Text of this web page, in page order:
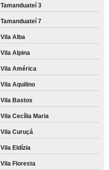
Tamanduateí 3
Tamanduateí 7
Vila Alba
Vila Alpina
Vila América
Vila Aquilino
Vila Bastos
Vila Cecília Maria
Vila Curuçá
Vila Eldízia
Vila Floresta